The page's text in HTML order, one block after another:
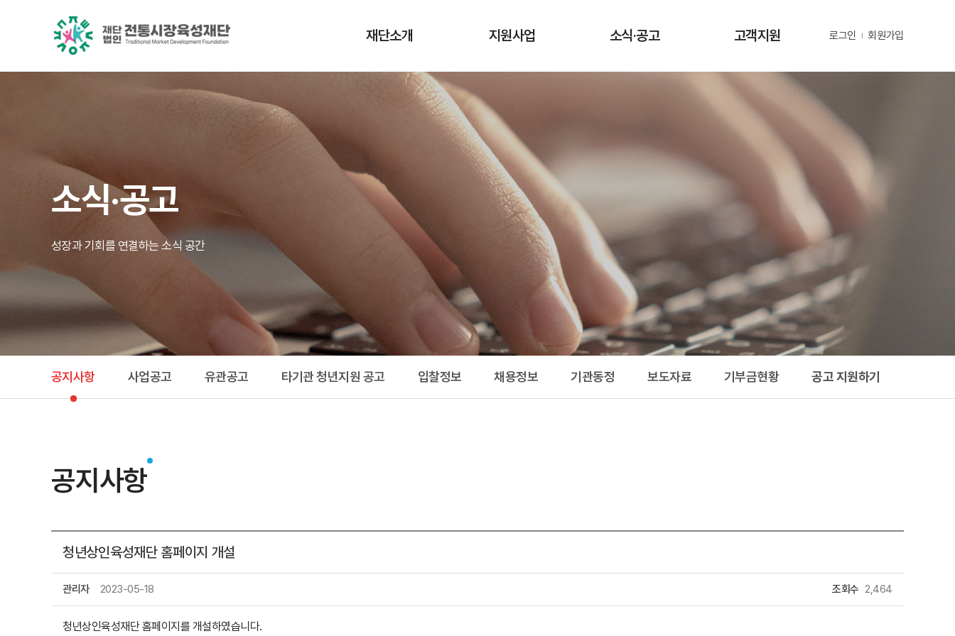
재단소개
CI·슬로건 소개
오시는 길
지원사업
청년상인 육성사업
창업단계
성장단계
도약단계
전통시장 디지털
역량강화 사업
소식·공고
유관공고
채용정보
기관동정
보도자료
기부금현황
공고 지원하기
고객지원
부정 및 공익신고
로그인 회원가입
소식·공고
성장과 기회를 연결하는 소식 공간
공지사항 사업공고 유관공고 타기관 청년지원 공고 입찰정보 채용정보 기관동정 보도자료 기부금현황 공고 지원하기
공지사항
청년상인육성재단 홈페이지 개설
관리자 2023-05-18 조회수 2,464
청년상인육성재단 홈페이지를 개설하였습니다.